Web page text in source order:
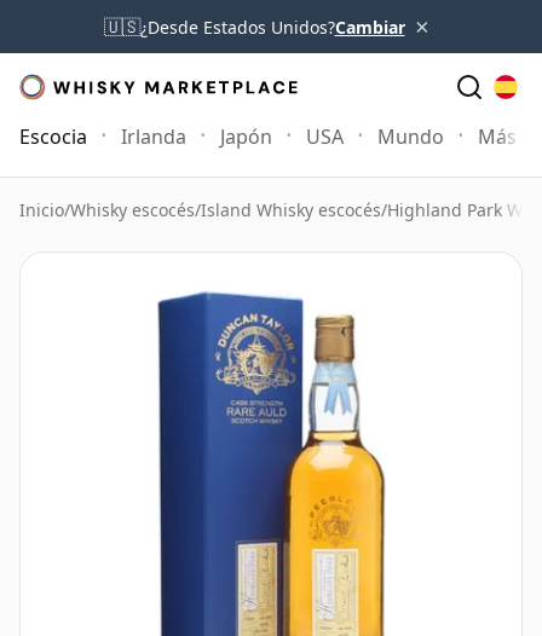
🇺🇸¿Desde Estados Unidos?Cambiar ×
Escocia Irlanda Japón USA Mundo Más
Inicio/Whisky escocés/Island Whisky escocés/Highland Park